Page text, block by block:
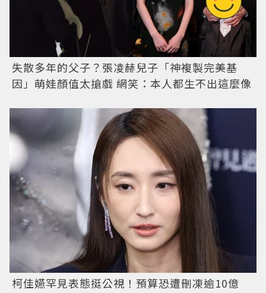
失散多年的父子？張凌赫兒子「神複製完美基
因」萌娃顏值太搶戲 網笑：本人都生不出這麼像
柯佳嬿罕見表態挺公視！預算恐遭刪凍逾10億